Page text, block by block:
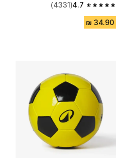
4.7
4.7 out of 5 stars from 4331 reviews
(4331)